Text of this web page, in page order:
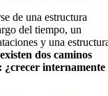
de una estructura
del tiempo, un
y una
dos caminos
internamente